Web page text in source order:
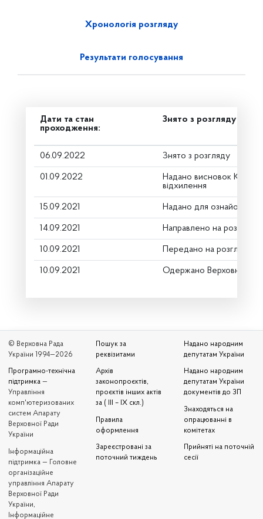
Хронологія розгляду
Результати голосування
Дати та стан
проходження:
Знято з розгляду
06.09.2022 Знято з розгляду
01.09.2022
Надано висновок
відхилення
15.09.2021 Надано для
14.09.2021 Направлено на розгляд
10.09.2021 Передано на розгляд
10.09.2021 Одержано Верховною
© Верховна Рада
України 1994—2026
Програмно-технічна
підтримка —
Управління
комп'ютеризованих
систем Апарату
Верховної Ради
України
Iнформаційна
підтримка — Головне
організаційне
управління Апарату
Верховної Ради
України,
Інформаційне
Пошук за
реквізитами
Архів
законопроєктів,
проєктів інших актів
за ( III – IX скл.)
Правила
оформлення
Зареєстровані за
поточний тиждень
Надано народним
депутатам України
Надано народним
депутатам України
документів до ЗП
Знаходяться на
опрацюванні в
комітетах
Прийняті на поточній
сесії